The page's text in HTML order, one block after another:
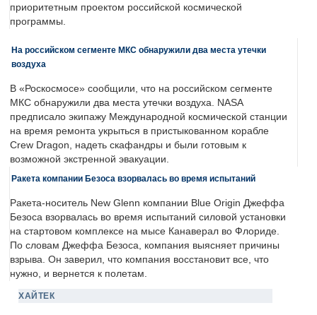
приоритетным проектом российской космической
программы.
На российском сегменте МКС обнаружили два места утечки
воздуха
В «Роскосмосе» сообщили, что на российском сегменте
МКС обнаружили два места утечки воздуха. NASA
предписало экипажу Международной космической станции
на время ремонта укрыться в пристыкованном корабле
Crew Dragon, надеть скафандры и были готовым к
возможной экстренной эвакуации.
Ракета компании Безоса взорвалась во время испытаний
Ракета-носитель New Glenn компании Blue Origin Джеффа
Безоса взорвалась во время испытаний силовой установки
на стартовом комплексе на мысе Канаверал во Флориде.
По словам Джеффа Безоса, компания выясняет причины
взрыва. Он заверил, что компания восстановит все, что
нужно, и вернется к полетам.
ХАЙТЕК